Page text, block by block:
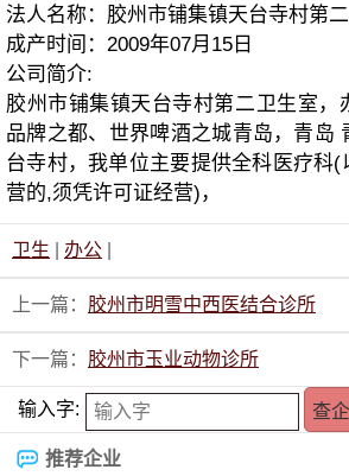
法人名称：胶州市铺集镇天台寺村第
成产时间：2009年07月15日
公司简介:
胶州市铺集镇天台寺村第二卫生室，
品牌之都、世界啤酒之城青岛，青岛
台寺村，我单位主要提供全科医疗科
营的,须凭许可证经营)，
卫生 办公
上一篇： 胶州市明雪中西医结合诊所
下一篇： 胶州市玉业动物诊所
输入字:
推荐企业